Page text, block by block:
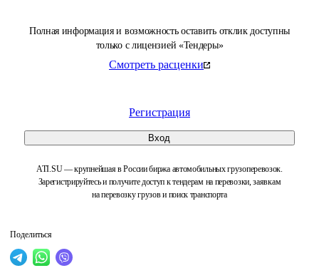
Полная информация и возможность оставить отклик доступны
только с лицензией «Тендеры»
Смотреть расценки
Регистрация
Вход
ATI.SU — крупнейшая в России биржа автомобильных грузоперевозок.
Зарегистрируйтесь и получите доступ к тендерам на перевозки, заявкам
на перевозку грузов и поиск транспорта
Поделиться